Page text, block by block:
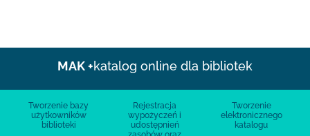
MAK +katalog online dla bibliotek
Tworzenie bazy
użytkowników
biblioteki
Rejestracja
wypożyczeń i
udostępnień
Tworzenie
elektronicznego
katalogu